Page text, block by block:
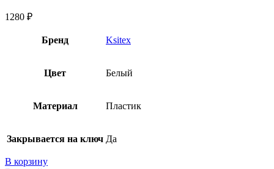
1280 ₽
Бренд Ksitex
Цвет Белый
Материал Пластик
Закрывается на ключ Да
В корзину